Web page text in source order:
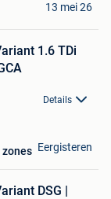
13 mei 26
1.6 TDi
Details
Eergisteren
DSG |